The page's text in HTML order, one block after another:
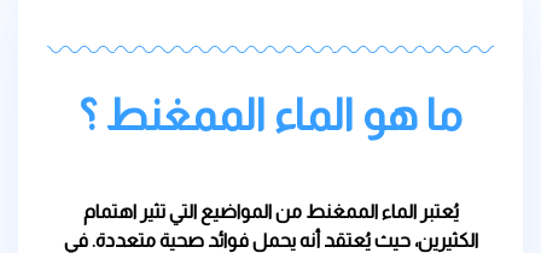
ما هو الماء الممغنط ؟
يُعتبر الماء الممغنط من المواضيع التي تثير اهتمام
الكثيرين، حيث يُعتقد أنه يحمل فوائد صحية متعددة. في